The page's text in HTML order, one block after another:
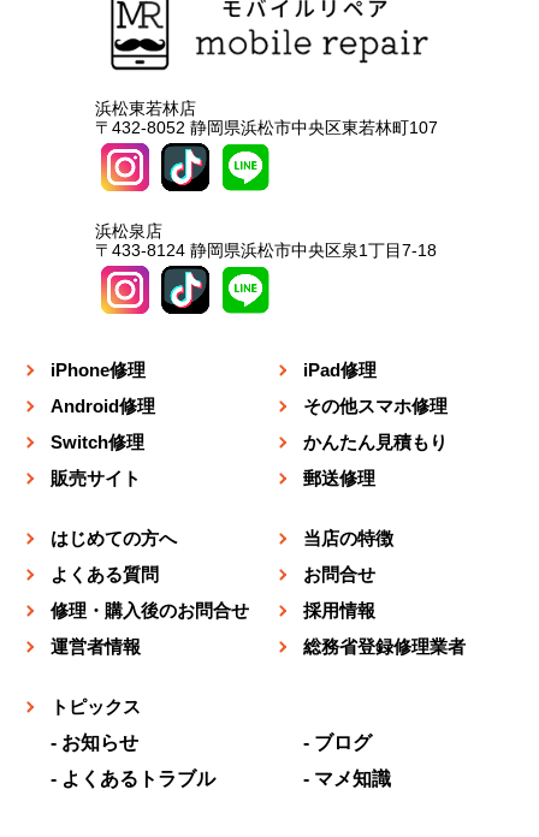
浜松東若林店
〒432-8052 静岡県浜松市中央区東若林町107
浜松泉店
〒433-8124 静岡県浜松市中央区泉1丁目7-18
iPhone修理
iPad修理
Android修理
その他スマホ修理
Switch修理
かんたん見積もり
販売サイト
郵送修理
はじめての方へ
当店の特徴
よくある質問
お問合せ
修理・購入後のお問合せ
採用情報
運営者情報
総務省登録修理業者
トピックス
お知らせ
ブログ
よくあるトラブル
マメ知識